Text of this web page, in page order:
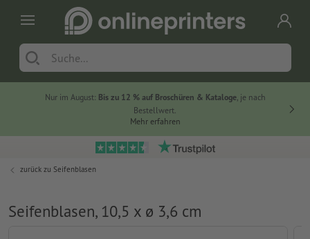
Nur im August: Bis zu 12 % auf Broschüren & Kataloge, je nach
Bestellwert.
Mehr erfahren
zurück zu Seifenblasen
Seifenblasen, 10,5 x ø 3,6 cm